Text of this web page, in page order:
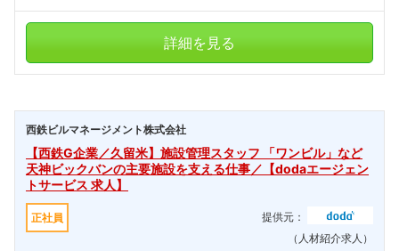
詳細を見る
西鉄ビルマネージメント株式会社
【西鉄G企業／久留米】施設管理スタッフ 「ワンビル」など
天神ビックバンの主要施設を支える仕事／【dodaエージェン
トサービス 求人】
正社員
提供元：
（人材紹介求人）